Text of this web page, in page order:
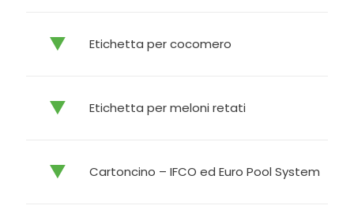
Etichetta per cocomero
Etichetta per meloni retati
Cartoncino – IFCO ed Euro Pool System